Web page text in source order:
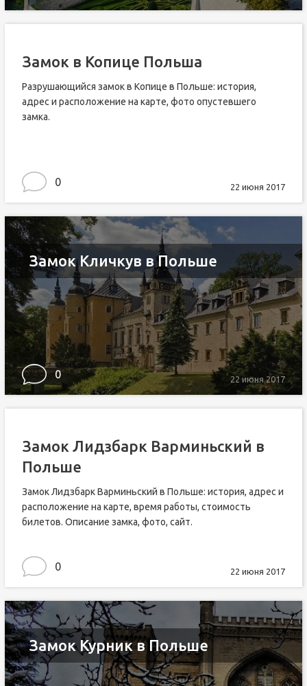
Замок в Копице Польша
Разрушающийся замок в Копице в Польше: история,
адрес и расположение на карте, фото опустевшего
замка.
0 22 июня 2017
Замок Кличкув в Польше
0 22 июня 2017
Замок Лидзбарк Варминьский в
Польше
Замок Лидзбарк Варминьский в Польше: история, адрес и
расположение на карте, время работы, стоимость
билетов. Описание замка, фото, сайт.
0 22 июня 2017
Замок Курник в Польше